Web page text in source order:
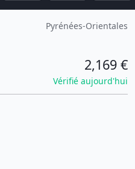
Pyrénées-Orientales
2,169 €
Vérifié aujourd'hui